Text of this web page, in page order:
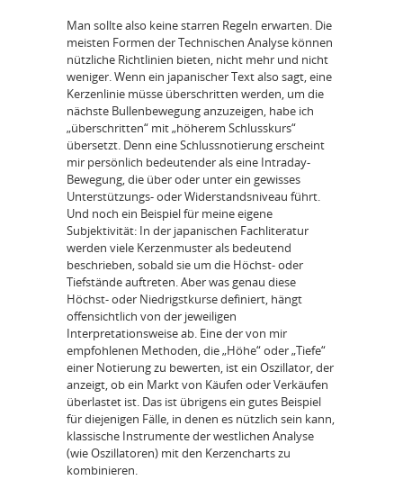
Man sollte also keine starren Regeln erwarten. Die
meisten Formen der Technischen Analyse können
nützliche Richtlinien bieten, nicht mehr und nicht
weniger. Wenn ein japanischer Text also sagt, eine
Kerzenlinie müsse überschritten werden, um die
nächste Bullenbewegung anzuzeigen, habe ich
„überschritten“ mit „höherem Schlusskurs“
übersetzt. Denn eine Schlussnotierung erscheint
mir persönlich bedeutender als eine Intraday-
Bewegung, die über oder unter ein gewisses
Unterstützungs- oder Widerstandsniveau führt.
Und noch ein Beispiel für meine eigene
Subjektivität: In der japanischen Fachliteratur
werden viele Kerzenmuster als bedeutend
beschrieben, sobald sie um die Höchst- oder
Tiefstände auftreten. Aber was genau diese
Höchst- oder Niedrigstkurse definiert, hängt
offensichtlich von der jeweiligen
Interpretationsweise ab. Eine der von mir
empfohlenen Methoden, die „Höhe“ oder „Tiefe“
einer Notierung zu bewerten, ist ein Oszillator, der
anzeigt, ob ein Markt von Käufen oder Verkäufen
überlastet ist. Das ist übrigens ein gutes Beispiel
für diejenigen Fälle, in denen es nützlich sein kann,
klassische Instrumente der westlichen Analyse
(wie Oszillatoren) mit den Kerzencharts zu
kombinieren.